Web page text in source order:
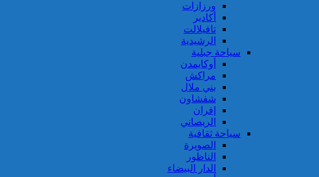
ورزازات
أكادير
تافيلالت
الرشيدية
سياحة جبلية
أوكايمدن
مراكش
بني ملال
شفشاون
إفران
الريصاني
سياحة ثقافية
الصويرة
الناظور
الدار البيضاء